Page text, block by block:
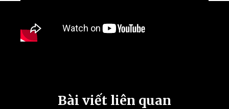
Bài viết liên quan